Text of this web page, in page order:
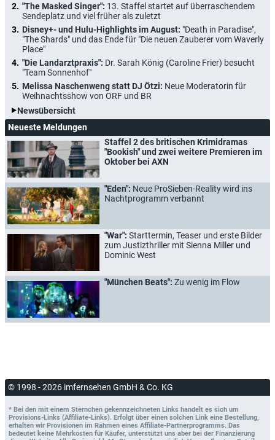
"The Masked Singer": 13. Staffel startet auf überraschendem
Sendeplatz und viel früher als zuletzt
Disney+- und Hulu-Highlights im August: "Death in Paradise",
"The Shards" und das Ende für "Die neuen Zauberer vom Waverly
Place"
"Die Landarztpraxis": Dr. Sarah König (Caroline Frier) besucht
"Team Sonnenhof"
Melissa Naschenweng statt DJ Ötzi: Neue Moderatorin für
Weihnachtsshow von ORF und BR
Newsübersicht
Neueste Meldungen
Staffel 2 des britischen Krimidramas
"Bookish" und zwei weitere Premieren im
Oktober bei AXN
"Eden": Neue ProSieben-Reality wird ins
Nachtprogramm verbannt
"War": Starttermin, Teaser und erste Bilder
zum Justizthriller mit Sienna Miller und
Dominic West
"München Beats": Zu wenig im Flow
© 1998 - 2026 imfernsehen GmbH & Co. KG
* Bei den mit einem Sternchen gekennzeichneten Links handelt es sich um
Provisions-Links (Affiliate-Links). Erfolgt über einen solchen Link eine Bestellung,
erhalten wir Provisionen im Rahmen eines Affiliate-Partnerprogramms. Das
bedeutet keine Mehrkosten für Käufer, unterstützt uns aber bei der Finanzierung